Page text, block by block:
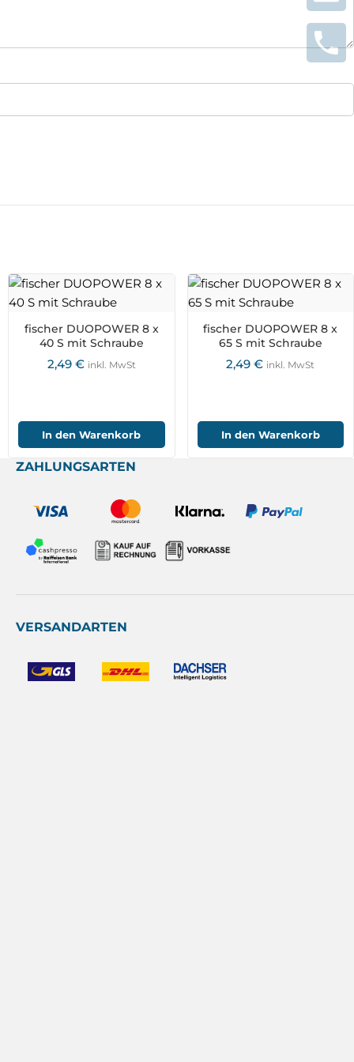
fischer DUOPOWER 8 x
40 S mit Schraube
2,49 € inkl. MwSt
In den Warenkorb
fischer DUOPOWER 8 x
65 S mit Schraube
2,49€ inkl. MwSt
In den Warenkorb
ZAHLUNGSARTEN
VERSANDARTEN